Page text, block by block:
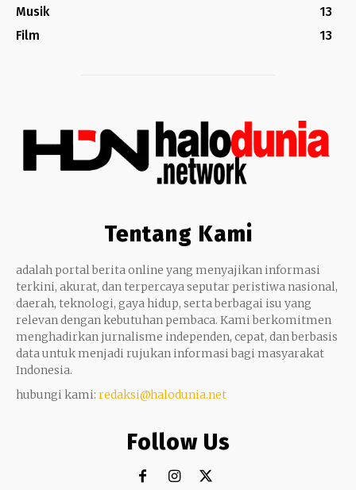
Musik
13
Film
13
Tentang Kami
adalah portal berita online yang menyajikan informasi
terkini, akurat, dan terpercaya seputar peristiwa nasional,
daerah, teknologi, gaya hidup, serta berbagai isu yang
relevan dengan kebutuhan pembaca. Kami berkomitmen
menghadirkan jurnalisme independen, cepat, dan berbasis
data untuk menjadi rujukan informasi bagi masyarakat
Indonesia.
hubungi kami: redaksi@halodunia.net
Follow Us